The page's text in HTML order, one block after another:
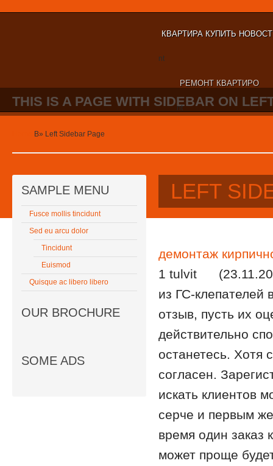
КВАРТИРА КУПИТЬ
nt
РЕМОНТ КВАРТИРО
nt
THIS IS A PAGE WITH SIDEBAR ON
В» Left Sidebar Page
SAMPLE MENU
Fusce mollis tincidunt
Sed eu arcu dolor
Tincidunt
Euismod
Quisque ac libero libero
OUR BROCHURE
SOME ADS
LEFT
демонтаж
1 tulvit
из ГС-клепателей
отзыв, пусть их
действительно
останетесь. Хотя
согласен.
искать клиентов
серче и первым
время один заказ
может проще